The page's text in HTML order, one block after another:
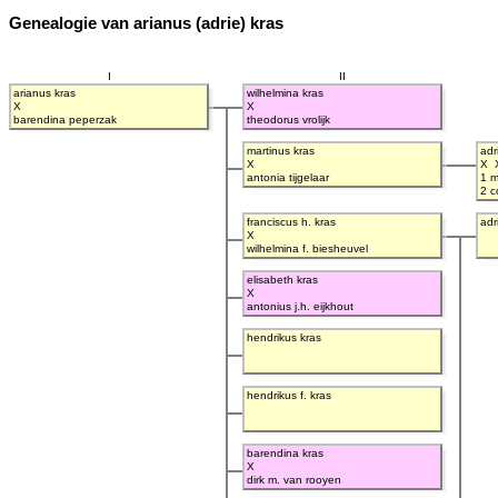
Genealogie van arianus (adrie) kras
wilhelmina kras
X
theodorus vrolijk
X
1
2
martinus kras
X
antonia tijgelaar
franciscus h. kras
X
wilhelmina f. biesheuvel
elisabeth kras
X
antonius j.h. eijkhout
hendrikus kras
hendrikus f. kras
barendina kras
X
dirk m. van rooyen
arianus kras
X
barendina peperzak
I II